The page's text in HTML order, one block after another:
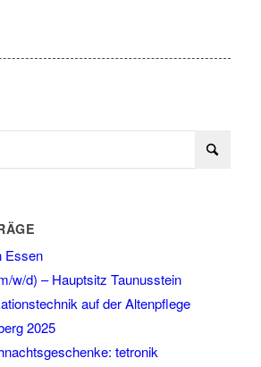
Essen
w/d) – Hauptsitz Taunusstein
auf der Altenpflege
2025
tetronik